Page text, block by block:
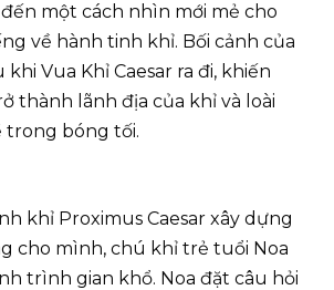
một cách nhìn mới mẻ cho
về hành tinh khỉ. Bối cảnh của
khi Vua Khỉ Caesar ra đi, khiến
thành lãnh địa của khỉ và loài
trong bóng tối.
khỉ Proximus Caesar xây dựng
cho mình, chú khỉ trẻ tuổi Noa
trình gian khổ. Noa đặt câu hỏi